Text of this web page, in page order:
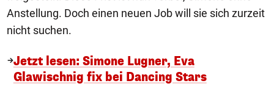
Anstellung. Doch einen neuen Job will sie sich zurzeit
nicht suchen.
Jetzt lesen: Simone Lugner, Eva
Glawischnig fix bei Dancing Stars